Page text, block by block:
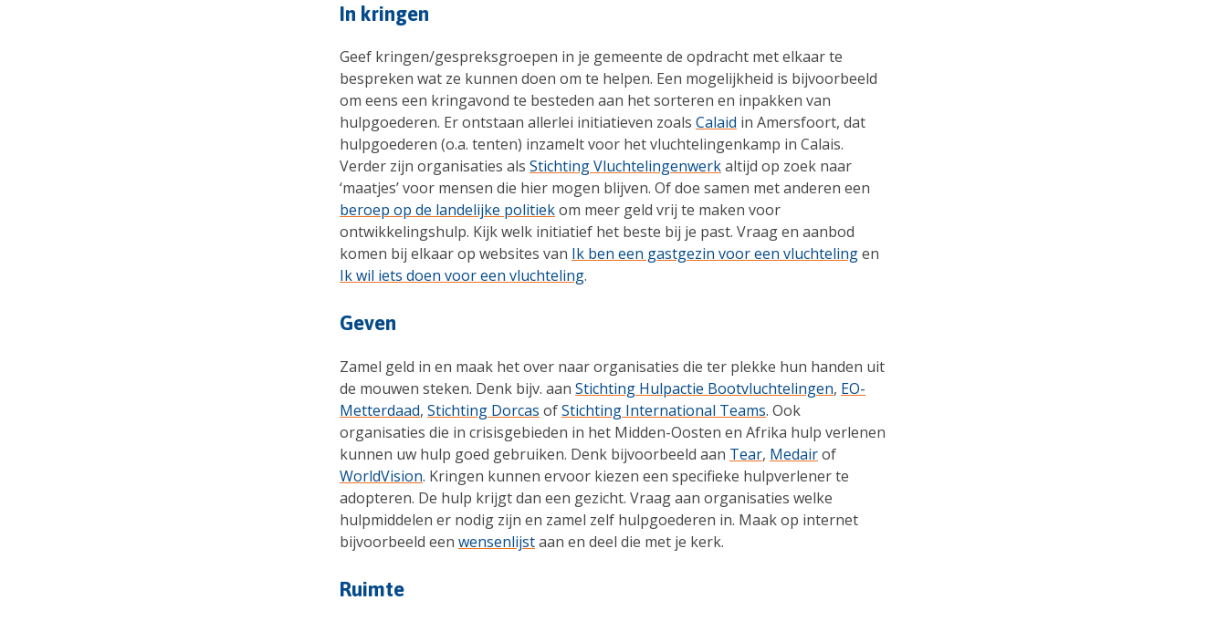
In kringen
Geef kringen/gespreksgroepen in je gemeente de opdracht met elkaar te
bespreken wat ze kunnen doen om te helpen. Een mogelijkheid is bijvoorbeeld
om eens een kringavond te besteden aan het sorteren en inpakken van
hulpgoederen. Er ontstaan allerlei initiatieven zoals Calaid in Amersfoort, dat
hulpgoederen (o.a. tenten) inzamelt voor het vluchtelingenkamp in Calais.
Verder zijn organisaties als Stichting Vluchtelingenwerkaltijd op zoek naar
‘maatjes’ voor mensen die hier mogen blijven. Of doe samen met anderen een
beroep op de landelijke politiekom meer geld vrij te maken voor
ontwikkelingshulp. Kijk welk initiatief het beste bij je past. Vraag en aanbod
komen bij elkaar op websites van Ik ben een gastgezin voor een vluchtelingen
Ik wil iets doen voor een vluchteling.
Geven
Zamel geld in en maak het over naar organisaties die ter plekke hun handen uit
de mouwen steken. Denk bijv. aan Stichting Hulpactie Bootvluchtelingen, EO-
Metterdaad, Stichting Dorcas ofStichting International Teams. Ook
organisaties die in crisisgebieden in het Midden-Oosten en Afrika hulp verlenen
kunnen uw hulp goed gebruiken. Denk bijvoorbeeld aan Tear, Medairof
WorldVision. Kringen kunnen ervoor kiezen een specifieke hulpverlener te
adopteren. De hulp krijgt dan een gezicht. Vraag aan organisaties welke
hulpmiddelen er nodig zijn en zamel zelf hulpgoederen in. Maak op internet
bijvoorbeeld een wensenlijstaan en deel die met je kerk.
Ruimte